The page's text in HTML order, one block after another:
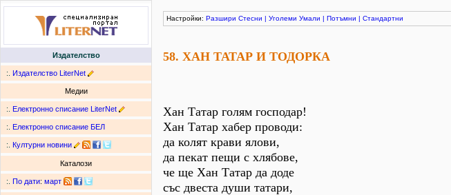
Издателство
:. Издателство LiterNet
Медии
:. Електронно списание LiterNet
:. Електронно списание БЕЛ
:. Културни новини
Каталози
:. По дати: март
Настройки: Разшири Стесни | Уголеми Умали | Потъмни | Стандартни
58. ХАН ТАТАР И ТОДОРКА
Хан Татар голям господар!
Хан Татар хабер проводи:
да колят крави ялови,
да пекат пещи с хлябове,
че ще Хан Татар да доде
със двеста души татари,